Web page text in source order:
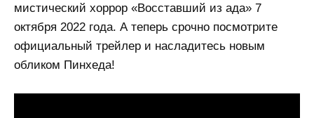
мистический хоррор «Восставший из ада» 7
октября 2022 года. А теперь срочно посмотрите
официальный трейлер и насладитесь новым
обликом Пинхеда!